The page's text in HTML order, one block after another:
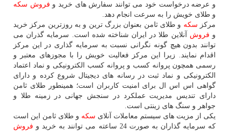
و عرضه درخواست خود می توانند سفارش های خرید و فروش سكه
و طلای خویش را به سرعت انجام دهد.
مركز سكه و طلای ثامن بعنوان بزرگ ترین و به روزترین مركز خرید
و فروش آنلاین طلا در ایران شناخته شده است. سرمایه گذران می
توانند بدون هیچ گونه نگرانی نسبت به سرمایه گذاری در این مركز
اقدام نمایند. زیرا این مركز فعالیت خویش را با مجوزهای معتبر و
رسمی همچون پروانه كسب و پروانه كسب الكترونیكی و نماد اعتماد
الكترونیكی و نماد ثبت در رسانه های دیجیتال شروع كرده و دارای
گواهی اس اس ال برای امنیت كاربران است؛ همینطور طلای ثامن
دارای تندیس مدیریت عملكرد در سنجش جهانی در زمینه طلا و
جواهر و سنگ های زینتی است.
یكی از مزیت های سیستم معاملات آنلای سكه و طلای ثامن این است
كه سرمایه گذاران به صورت 24 ساعته می توانند به خرید و
فروش